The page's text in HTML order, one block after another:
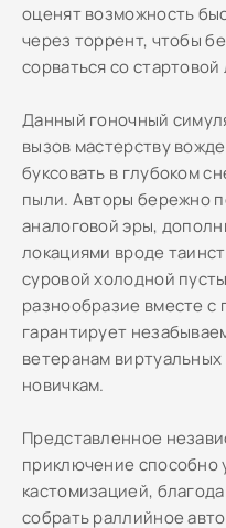
оценят возможность
через торрент, чтобы
сорваться со стартовой
Данный гоночный
вызов мастерству
буксовать в глубоком
пыли. Авторы бережно
аналоговой эры,
локациями вроде
суровой холодной
разнообразие вместе
гарантирует
ветеранам
новичкам.
Представленное
приключение способно
кастомизацией,
собрать раллийное